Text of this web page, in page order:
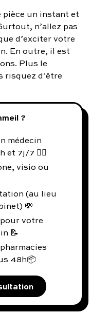
pièce un instant et
n’allez pas
d’exciter votre
En outre, il est
Plus le
risquez d’être
?
médecin
et 7j/7 👨‍⚕️
visio ou
(au lieu
💸
votre
📝
48h📦